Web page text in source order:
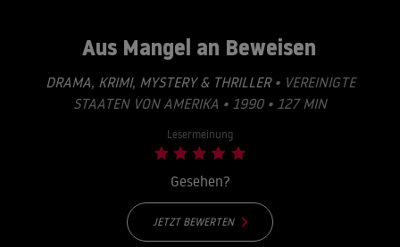
Aus Mangel an Beweisen
DRAMA, KRIMI, MYSTERY & THRILLER• VEREINIGTE
STAATEN VON AMERIKA • 1990 • 127 MIN
Lesermeinung
Gesehen?
JETZT BEWERTEN